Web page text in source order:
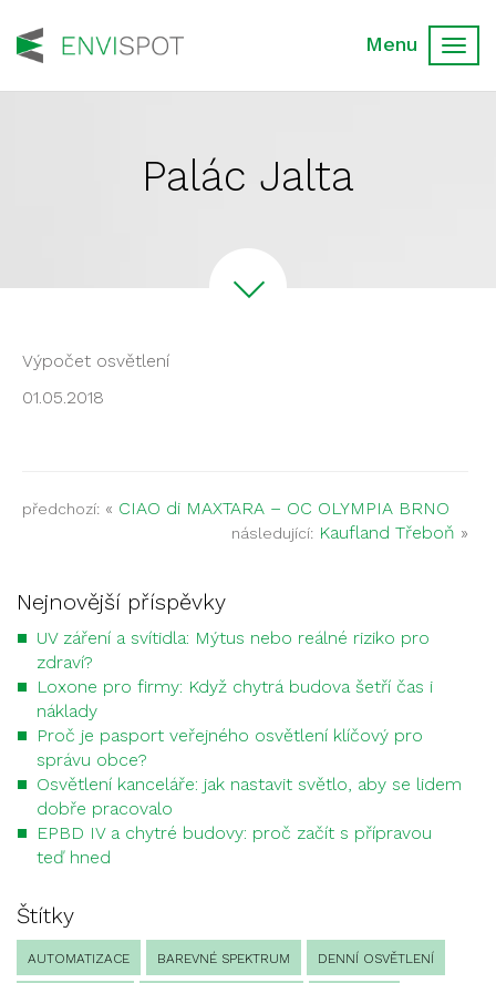
Palác Jalta
Výpočet osvětlení
01.05.2018
předchozí: « CIAO di MAXTARA – OC OLYMPIA BRNO
následující: Kaufland Třeboň »
Nejnovější příspěvky
UV záření a svítidla: Mýtus nebo reálné riziko pro
zdraví?
Loxone pro firmy: Když chytrá budova šetří čas i
náklady
Proč je pasport veřejného osvětlení klíčový pro
správu obce?
Osvětlení kanceláře: jak nastavit světlo, aby se lidem
dobře pracovalo
EPBD IV a chytré budovy: proč začít s přípravou
teď hned
Štítky
AUTOMATIZACE BAREVNÉ SPEKTRUM DENNÍ OSVĚTLENÍ